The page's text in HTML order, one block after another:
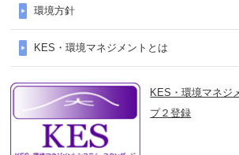
環境方針
KES・環境マネジメントとは
KES・環境マネジ
プ２登録